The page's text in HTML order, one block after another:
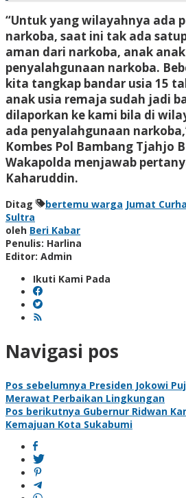
“Untuk yang wilayahnya ada
narkoba, saat ini tak ada
aman dari narkoba, anak
penyalahgunaan narkoba.
kita tangkap bandar usia 15
anak usia remaja sudah jadi
dilaporkan ke kami bila di
ada penyalahgunaan
Kombes Pol Bambang Tjahjo
Wakapolda menjawab
Kaharuddin.
Ditag bertemu warga Jumat
Sultra
oleh Beri Kabar
Penulis: Harlina
Editor: Admin
Ikuti Kami Pada
Navigasi pos
Pos sebelumnya Presiden Jokowi
Merawat Perbaikan Lingkungan
Pos berikutnya Gubernur Ridwan
Kemajuan Kota Sukabumi